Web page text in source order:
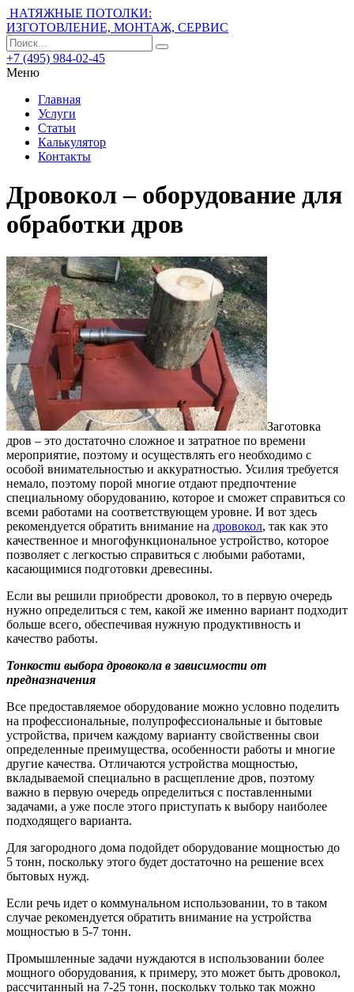
НАТЯЖНЫЕ ПОТОЛКИ:
ИЗГОТОВЛЕНИЕ, МОНТАЖ, СЕРВИС
+7 (495) 984-02-45
Меню
Главная
Услуги
Статьи
Калькулятор
Контакты
Дровокол – оборудование для
обработки дров
Заготовка
дров – это достаточно сложное и затратное по времени
мероприятие, поэтому и осуществлять его необходимо с
особой внимательностью и аккуратностью. Усилия требуется
немало, поэтому порой многие отдают предпочтение
специальному оборудованию, которое и сможет справиться со
всеми работами на соответствующем уровне. И вот здесь
рекомендуется обратить внимание на дровокол, так как это
качественное и многофункциональное устройство, которое
позволяет с легкостью справиться с любыми работами,
касающимися подготовки древесины.
Если вы решили приобрести дровокол, то в первую очередь
нужно определиться с тем, какой же именно вариант подходит
больше всего, обеспечивая нужную продуктивность и
качество работы.
Тонкости выбора дровокола в зависимости от
предназначения
Все предоставляемое оборудование можно условно поделить
на профессиональные, полупрофессиональные и бытовые
устройства, причем каждому варианту свойственны свои
определенные преимущества, особенности работы и многие
другие качества. Отличаются устройства мощностью,
вкладываемой специально в расщепление дров, поэтому
важно в первую очередь определиться с поставленными
задачами, а уже после этого приступать к выбору наиболее
подходящего варианта.
Для загородного дома подойдет оборудование мощностью до
5 тонн, поскольку этого будет достаточно на решение всех
бытовых нужд.
Если речь идет о коммунальном использовании, то в таком
случае рекомендуется обратить внимание на устройства
мощностью в 5-7 тонн.
Промышленные задачи нуждаются в использовании более
мощного оборудования, к примеру, это может быть дровокол,
рассчитанный на 7-25 тонн, поскольку только так можно